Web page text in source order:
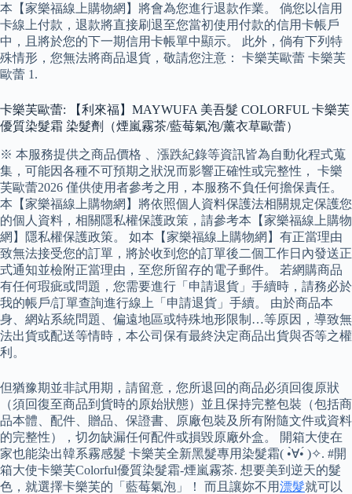
本【家樂福線上購物網】將會為您進行退款作業。 倘您以信用
卡線上付款，退款將直接刷退至您當初使用付款的信用卡帳戶
中，且將於您的下一期信用卡帳單中顯示。 此外，倘有下列特
殊情形，您無法將商品退貨，敬請您注意： 卡樂芙歐蕾 卡樂芙
歐蕾 1.
卡樂芙歐蕾: 【利來福】MAYWUFA 美吾髮 COLORFUL 卡樂芙
優質染髮霜 染髮劑（煙嵐霧茶/藍莓氣泡/薰衣草歐蕾）
※ 本服務提供之商品價格 、漲跌紀錄等資訊皆為自動化程式蒐
集，可能因各種不可預期之狀況而影響正確性或完整性， 卡樂
芙歐蕾2026 僅供使用者參考之用，本服務不負任何擔保責任。
本【家樂福線上購物網】將依照個人資料保護法相關規定保護您
的個人資料，相關隱私權保護政策，請參考本【家樂福線上購物
網】隱私權保護政策。 如本【家樂福線上購物網】有正當理由
致無法接受您的訂單，將於收到您的訂單後二個工作日內發送正
式通知並檢附正當理由，至您所留存的電子郵件。 若網購商品
有任何瑕疵或問題，您需要進行「申請退貨」手續時，請務必於
我的帳戶/訂單查詢進行線上「申請退貨」手續。 由於商品本
身、網站系統問題、偏遠地區或特殊地形限制…等原因，導致無
法出貨或配送等情時，本公司保有最終決定商品出貨與否等之權
利。
但猶豫期並非試用期，請留意，您所退回的商品必須回復原狀
（須回復至商品到貨時的原始狀態）並且保持完整包裝（包括商
品本體、配件、贈品、保證書、原廠包裝及所有附隨文件或資料
的完整性），切勿缺漏任何配件或損毀原廠外盒。 開箱大使在
家也能染出韓系霧感髮 卡樂芙全新黑髮專用染髮霜( •̀∀•́ )✧. #開
箱大使卡樂芙Colorful優質染髮霜-煙嵐霧茶. 想要美到逆天的髮
色，就選擇卡樂芙的「藍莓氣泡」！ 而且讓妳不用漂髮就可以